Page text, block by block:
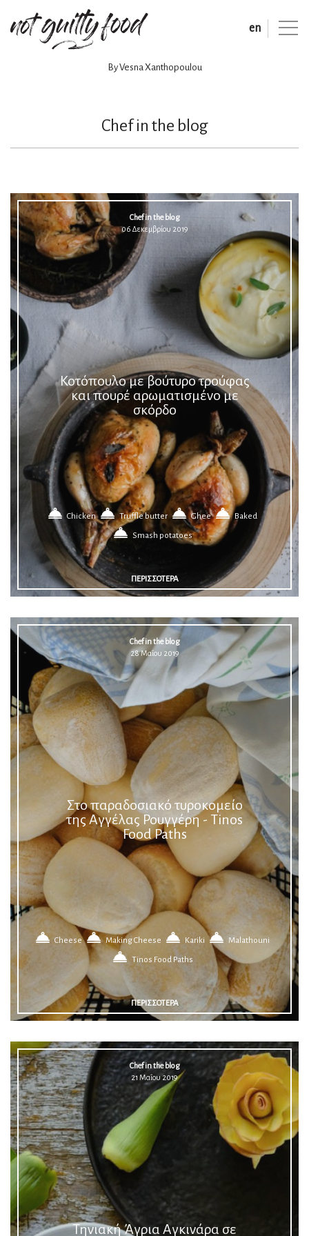
en
By Vesna Xanthopoulou
Chef in the blog
Κοτόπουλο με βούτυρο τρούφας
και πουρέ αρωματισμένο με
σκόρδο
Chef in the blog
06 Δεκεμβρίου 2019
Chicken Truffle butter Ghee
Baked
Smash potatoes
ΠΕΡΙΣΣΟΤΕΡΑ
Στο παραδοσιακό τυροκομείο
της Αγγέλας Ρουγγέρη - Tinos
Food Paths
Chef in the blog
28 Μαΐου 2019
Cheese Making Cheese Kariki
Malathouni
Tinos Food Paths
ΠΕΡΙΣΣΟΤΕΡΑ
Τηνιακή Άγρια Αγκινάρα σε
Chef in the blog
21 Μαΐου 2019